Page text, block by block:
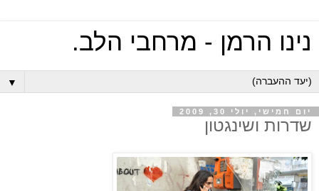
נינו הרמן - מרחבי הלב.
▼
יום חמישי, יולי 30, 2009
שדרות ושינגטון